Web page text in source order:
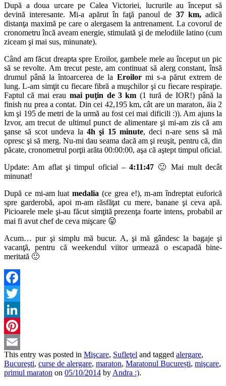
După a doua urcare pe Calea Victoriei, lucrurile au început să
devină interesante. Mi-a apărut în faţă panoul de 37 km,adică
distanţa maximă pe care o alergasem la antrenament. La covorul de
cronometru încă aveam energie, stimulată şi de melodiile latino (cum
ziceam şi mai sus, minunate).
Când am făcut dreapta spre Eroilor, gambele mele au început un pic
să se revolte. Am trecut peste, am continuat să alerg constant, însă
drumul până la întoarcerea de la Eroilormi s-a părut extrem de
lung. L-am simţit cu fiecare fibră a muşchilor şi cu fiecare respiraţie.
Faptul că mai erau mai puţin de 3 km (1 tură de IOR!) până la
finish nu prea a contat. Din cei 42,195 km, cât are un maraton, ăia 2
km şi 195 de metri de la urmă au fost cei mai dificili :)). Am ajuns la
Izvor, am trecut de ultimul punct de alimentare şi mi-am zis că am
şanse să scot undeva la4h şi 15 minute, deci n-are sens să mă
opresc şi să merg. Nu-mi dau seama dacă am şi reuşit, pentru că, din
păcate, cronometrul porţii arăta 00:00:00, aşa că aştept timpul oficial.
Update: Am aflat şi timpul oficial –4:11:47 🙂 Mai mult decât
minunat!
După ce mi-am luatmedalia (ce grea e!), m-am îndreptat euforică
spre garderobă, apoi m-am răsfăţat cu mere, banane şi ceva apă.
Picioarele mele şi-au făcut simţită prezenţa foarte intens, probabil ar
mai fi avut chef de ceva mişcare 😛
Acum… pur şi simplu mă bucur. A, şi mă gândesc la bagaje şi
vacanţă, pentru că weekendul viitor urmează o escapadă bine-
meritată 🙂
Facebook
Twitter
LinkedIn
Pinterest
Email
This entry was posted in Mişcare, Sufleţel and tagged alergare,
Bucureşti, curse de alergare, maraton, Maratonul București, mişcare,
primul maraton on 05/10/2014 by Andra :).